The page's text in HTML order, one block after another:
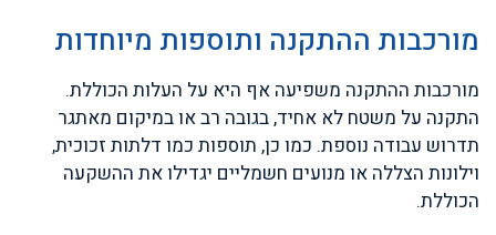
מורכבות ההתקנה ותוספות מיוחדות
מורכבות ההתקנה משפיעה אף היא על העלות הכוללת.
התקנה על משטח לא אחיד, בגובה רב או במיקום מאתגר
תדרוש עבודה נוספת. כמו כן, תוספות כמו דלתות זכוכית,
וילונות הצללה או מנועים חשמליים יגדילו את ההשקעה
הכוללת.